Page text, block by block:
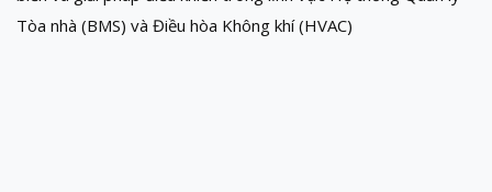
Tòa nhà (BMS) và Điều hòa Không khí (HVAC)